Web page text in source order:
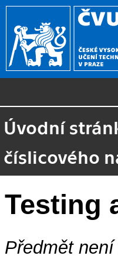
Úvodní
číslicového
Testing
Předmět